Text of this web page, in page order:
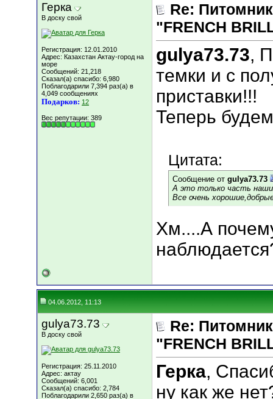
Герка
В доску свой
Регистрация: 12.01.2010
Адрес: Казахстан Актау-город на
море
Сообщений: 21,218
Сказал(а) спасибо: 6,980
Поблагодарили 7,394 раз(а) в
4,049 сообщениях
Подарков: 12
Вес репутации: 389
Re:
"FRENCH
gulya73.73,
темки и с
приставки!!!
Теперь
Цитата:
Сообщение от gulya73.73
А это только часть
Все очень
Хм....А
04.06.2012, 11:13
gulya73.73
В доску свой
Регистрация: 25.11.2010
Адрес: актау
Сообщений: 6,001
Сказал(а) спасибо: 2,784
Поблагодарили 2,650 раз(а) в
Re:
"FRENCH
Герка,
ну как же